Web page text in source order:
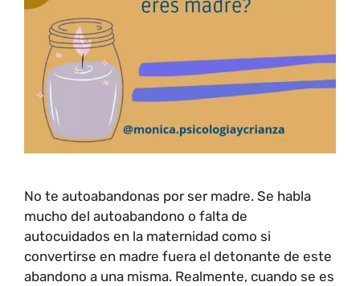
No te autoabandonas por ser madre. Se habla
mucho del autoabandono o falta de
autocuidados en la maternidad como si
convertirse en madre fuera el detonante de este
abandono a una misma. Realmente, cuando se es